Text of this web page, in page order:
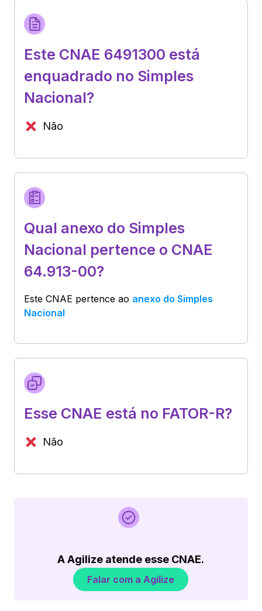
Este CNAE 6491300 está
enquadrado no Simples
Nacional?
Não
Qual anexo do Simples
Nacional pertence o CNAE
64.913-00?
Este CNAE pertence ao anexo do Simples
Nacional
Esse CNAE está no FATOR-R?
Não
A Agilize atende esse CNAE.
Falar com a Agilize